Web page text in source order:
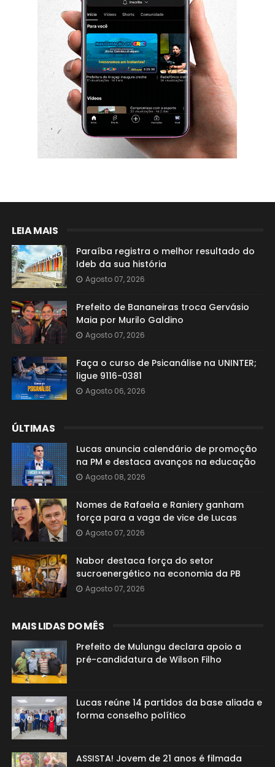
LEIA MAIS
Paraíba registra o melhor resultado do
Ideb da sua história
Agosto 07, 2026
Prefeito de Bananeiras troca Gervásio
Maia por Murilo Galdino
Agosto 07, 2026
Faça o curso de Psicanálise na UNINTER;
ligue 9116-0381
Agosto 06, 2026
ÚLTIMAS
Lucas anuncia calendário de promoção
na PM e destaca avanços na educação
Agosto 08, 2026
Nomes de Rafaela e Raniery ganham
força para a vaga de vice de Lucas
Agosto 07, 2026
Nabor destaca força do setor
sucroenergético na economia da PB
Agosto 07, 2026
MAIS LIDAS DO MÊS
Prefeito de Mulungu declara apoio a
pré-candidatura de Wilson Filho
Lucas reúne 14 partidos da base aliada e
forma conselho político
ASSISTA! Jovem de 21 anos é filmada